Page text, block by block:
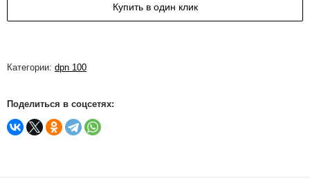
Купить в один клик
Категории: dpn 100
Поделиться в соцсетях: